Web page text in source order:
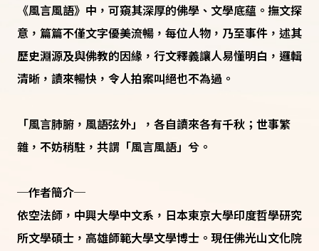
《風言風語》中，可窺其深厚的佛學、文學底蘊。撫文探
意，篇篇不僅文字優美流暢，每位人物，乃至事件，述其
歷史淵源及與佛教的因緣，行文釋義讓人易懂明白，邏輯
清晰，讀來暢快，令人拍案叫絕也不為過。
「風言肺腑，風語弦外」，各自讀來各有千秋；世事繁
雜，不妨稍駐，共謂「風言風語」兮。
─作者簡介─
依空法師，中興大學中文系，日本東京大學印度哲學研究
所文學碩士，高雄師範大學文學博士。現任佛光山文化院